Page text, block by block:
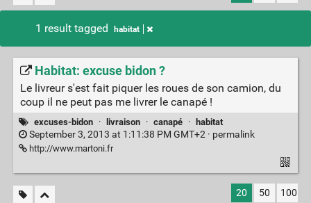
1 result tagged habitat
Habitat: excuse bidon ?
Le livreur s'est fait piquer les roues de son camion, du
coup il ne peut pas me livrer le canapé !
excuses-bidon · livraison · canapé · habitat
September 3, 2013 at 1:11:38 PM GMT+2 · permalink
http://www.martoni.fr
20 50 100